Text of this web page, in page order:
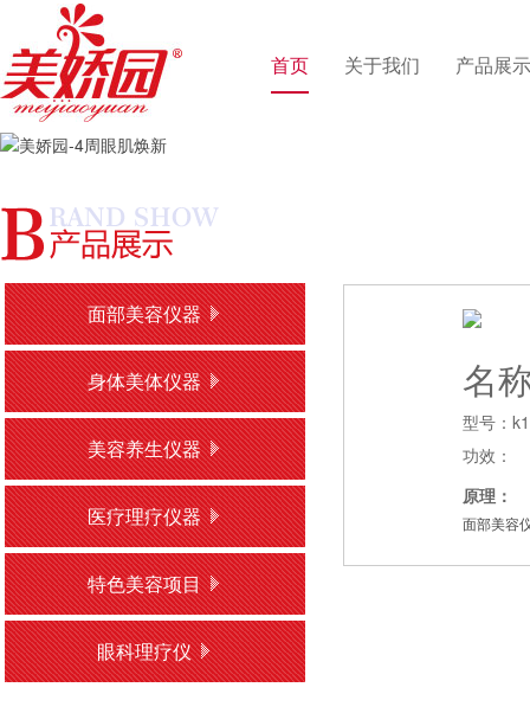
首页 关于我们 产品展示
面部美容仪器
身体美体仪器
美容养生仪器
医疗理疗仪器
特色美容项目
眼科理疗仪
名
型号：
功效：
原理：
面部美容